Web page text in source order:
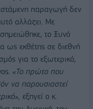
παραγωγή δεν
αλλάζει. Με
το Ξυνό
ως εκθέτης σε διεθνή
για το εξωτερικό,
«Το πρώτο που
να παρουσιαστεί
εξηγεί ο κ.